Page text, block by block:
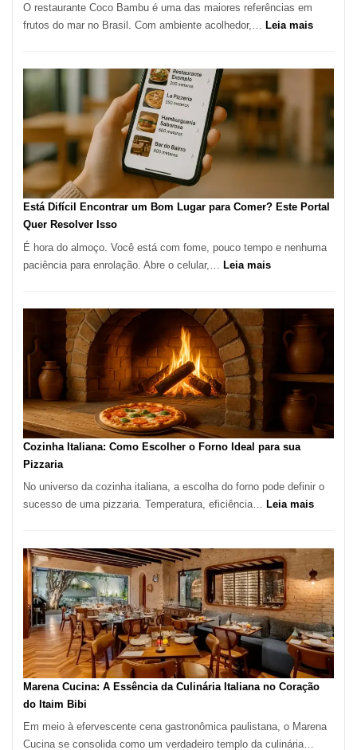
Alta
Gastronomia
O restaurante Coco Bambu é uma das maiores referências em
frutos do mar no Brasil. Com ambiente acolhedor,…
Leia mais:
como
reservar
Paulo
Está Difícil Encontrar um Bom Lugar para Comer? Este Portal
Quer Resolver Isso
É hora do almoço. Você está com fome, pouco tempo e nenhuma
paciência para enrolação. Abre o celular,… Leia mais:
Encontrar
um
Lugar
Comer?
Este
Portal
Isso
Cozinha Italiana: Como Escolher o Forno Ideal para sua
Pizzaria
No universo da cozinha italiana, a escolha do forno pode definir o
sucesso de uma pizzaria. Temperatura, eficiência… Leia mais:
Como
Escolher
o
Forno
Ideal
para
sua
Pizzaria
Marena Cucina: A Essência da Culinária Italiana no Coração
do Itaim Bibi
Em meio à efervescente cena gastronômica paulistana, o Marena
Cucina se consolida como um verdadeiro templo da culinária…